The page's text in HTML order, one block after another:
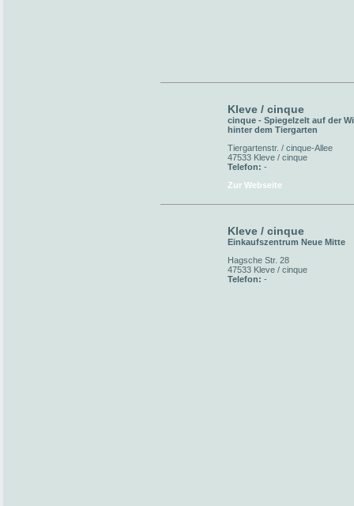
Kleve / cinque
cinque - Spiegelzelt auf der
hinter dem Tiergarten
Tiergartenstr. / cinque-Allee
47533 Kleve / cinque
Telefon: -
Zur Webseite
Kleve / cinque
Einkaufszentrum Neue Mitte
Hagsche Str. 28
47533 Kleve / cinque
Telefon: -